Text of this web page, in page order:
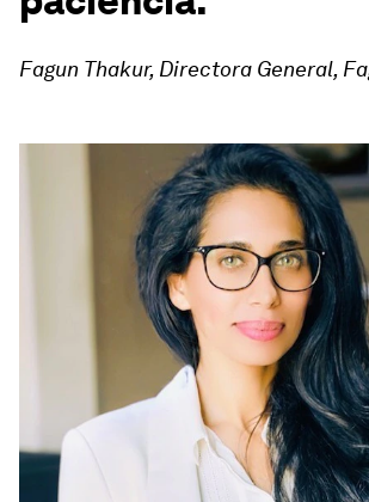
Fagun Thakur, Directora General,